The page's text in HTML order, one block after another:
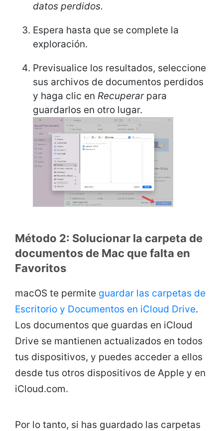
datos perdidos.
Espera hasta que se complete la
exploración.
Previsualice los resultados, seleccione
sus archivos de documentos perdidos
y haga clic en Recuperar para
guardarlos en otro lugar.
Método 2: Solucionar la carpeta de
documentos de Mac que falta en
Favoritos
macOS te permite guardar las carpetas de
Escritorio y Documentos en iCloud Drive.
Los documentos que guardas en iCloud
Drive se mantienen actualizados en todos
tus dispositivos, y puedes acceder a ellos
desde tus otros dispositivos de Apple y en
iCloud.com.
Por lo tanto, si has guardado las carpetas